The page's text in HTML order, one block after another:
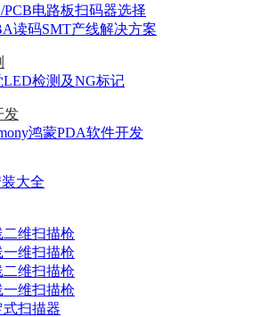
PCB电路板扫码器选择
读码SMT产线解决方案
LED检测及NG标记
发
鸿蒙PDA软件开发
大全
二维扫描枪
一维扫描枪
二维扫描枪
一维扫描枪
式扫描器